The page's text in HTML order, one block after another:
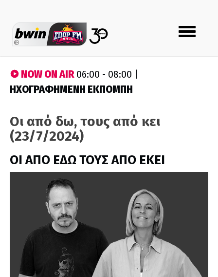
Toggle
navigation
NOW ON AIR06:00 - 08:00 |
ΗΧΟΓΡΑΦΗΜΕΝΗ ΕΚΠΟΜΠΗ
Οι από δω, τους από κει
(23/7/2024)
ΟΙ ΑΠΟ ΕΔΩ ΤΟΥΣ ΑΠΟ ΕΚΕΙ